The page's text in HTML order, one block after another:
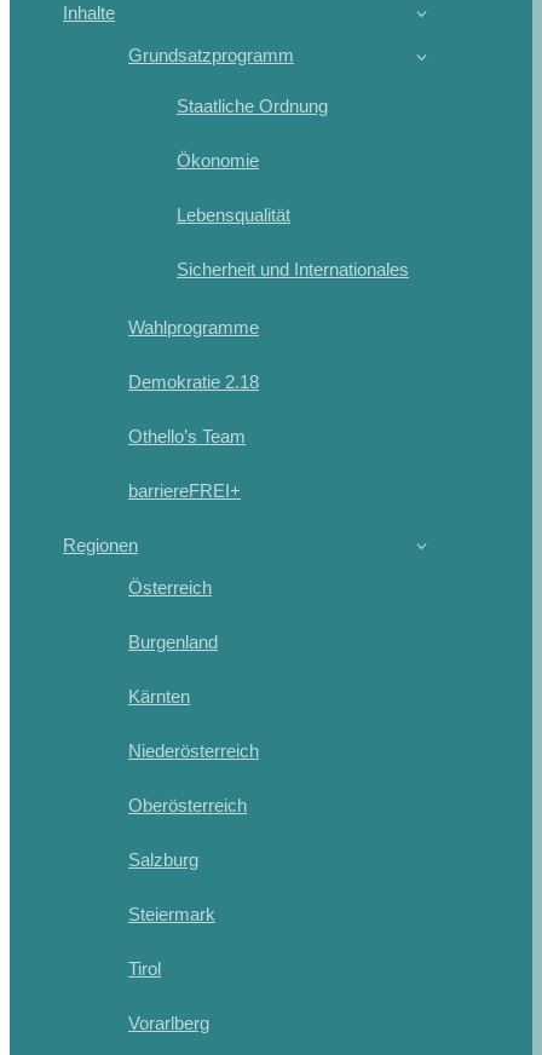
Inhalte
Grundsatzprogramm
Staatliche Ordnung
Ökonomie
Lebensqualität
Sicherheit und Internationales
Wahlprogramme
Demokratie 2.18
Othello’s Team
barriereFREI+
Regionen
Österreich
Burgenland
Kärnten
Niederösterreich
Oberösterreich
Salzburg
Steiermark
Tirol
Vorarlberg